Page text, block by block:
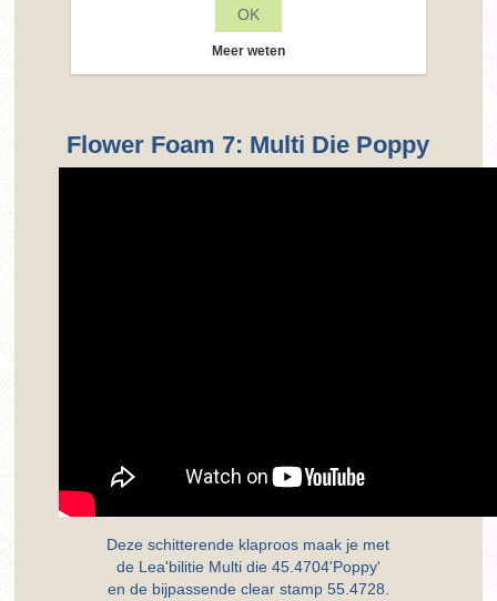
elkaar gebruiken. Op die wijze maak je
originele kaarten die voor heel wat
gelegenheden geschikt zijn.
Flower Foam 7: Multi Die Poppy
Deze schitterende klaproos maak je met
de Lea'bilitie Multi die 45.4704'Poppy'
en de bijpassende clear stamp 55.4728.
OK
Meer weten